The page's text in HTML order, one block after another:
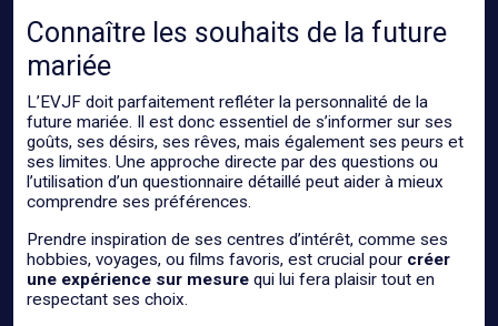
Connaître les souhaits de la future
mariée
L’EVJF doit parfaitement refléter la personnalité de la
future mariée. Il est donc essentiel de s’informer sur ses
goûts, ses désirs, ses rêves, mais également ses peurs et
ses limites. Une approche directe par des questions ou
l’utilisation d’un questionnaire détaillé peut aider à mieux
comprendre ses préférences.
Prendre inspiration de ses centres d’intérêt, comme ses
hobbies, voyages, ou films favoris, est crucial pour créer
une expérience sur mesure qui lui fera plaisir tout en
respectant ses choix.